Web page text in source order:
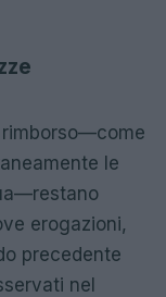
rimborso—come
le
erogazioni,
precedente
nel